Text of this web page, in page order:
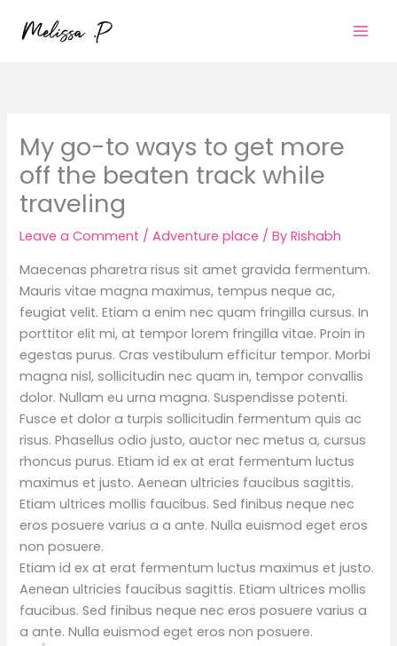
My go-to ways to get more
off the beaten track while
traveling
Leave a Comment /Adventure place / ByRishabh
Maecenas pharetra risus sit amet gravida fermentum.
Mauris vitae magna maximus, tempus neque ac,
feugiat velit. Etiam a enim nec quam fringilla cursus. In
porttitor elit mi, at tempor lorem fringilla vitae. Proin in
egestas purus. Cras vestibulum efficitur tempor. Morbi
magna nisl, sollicitudin nec quam in, tempor convallis
dolor. Nullam eu urna magna. Suspendisse potenti.
Fusce et dolor a turpis sollicitudin fermentum quis ac
risus. Phasellus odio justo, auctor nec metus a, cursus
rhoncus purus. Etiam id ex at erat fermentum luctus
maximus et justo. Aenean ultricies faucibus sagittis.
Etiam ultrices mollis faucibus. Sed finibus neque nec
eros posuere varius a a ante. Nulla euismod eget eros
non posuere.
Etiam id ex at erat fermentum luctus maximus et justo.
Aenean ultricies faucibus sagittis. Etiam ultrices mollis
faucibus. Sed finibus neque nec eros posuere varius a
a ante. Nulla euismod eget eros non posuere.